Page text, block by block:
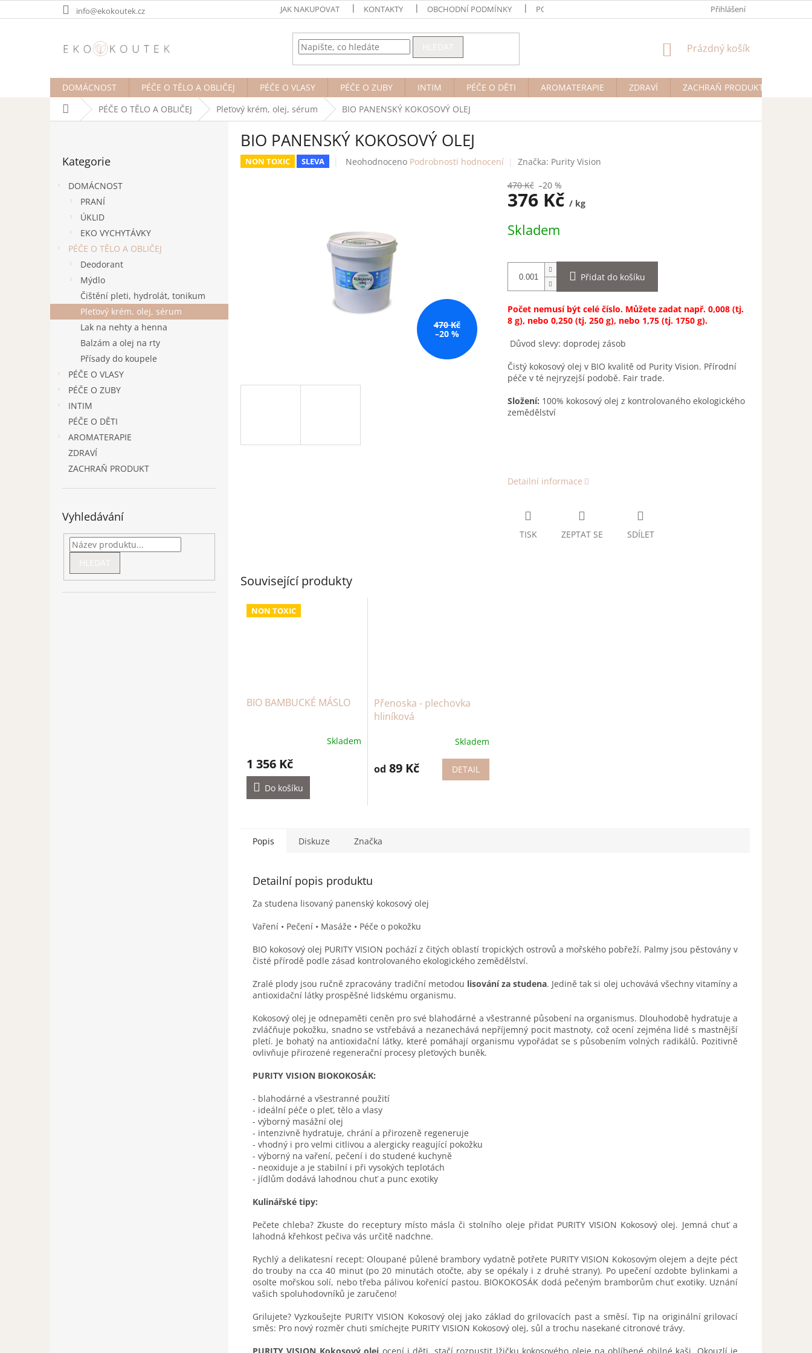
na
info@ekokoutek.cz JAK NAKUPOVAT KONTAKTY OBCHODNÍ PODMÍNKY PODMÍNKY OCHRANY OSOBNÍCH ÚDAJŮ Přihlášení
NÁKUPNÍ
Prázdný košík
DOMÁCNOST PÉČE O TĚLO A OBLIČEJ PÉČE O VLASY PÉČE O ZUBY INTIM PÉČE O DĚTI AROMATERAPIE ZDRAVÍ ZACHRAŇ PRODUKT
Domů PÉČE O TĚLO A OBLIČEJ Pleťový krém, olej, sérum BIO PANENSKÝ KOKOSOVÝ OLEJ
l
kategorie
Kategorie
DOMÁCNOST
PRANÍ
ÚKLID
EKO VYCHYTÁVKY
PÉČE O TĚLO A OBLIČEJ
Deodorant
Mýdlo
Čištění pleti, hydrolát, tonikum
Pleťový krém, olej, sérum
Lak na nehty a henna
Balzám a olej na rty
Přísady do koupele
PÉČE O VLASY
PÉČE O ZUBY
INTIM
PÉČE O DĚTI
AROMATERAPIE
ZDRAVÍ
ZACHRAŇ PRODUKT
Vyhledávání
BIO PANENSKÝ KOKOSOVÝ OLEJ
NON TOXIC SLEVA
Průměrné
5
hvězdiček.
Neohodnoceno Podrobnosti hodnocení Značka: Purity Vision
470 Kč
–20 %
470 Kč –20 %
376 Kč / kg
cena:
Skladem
Přidat do košíku
Počet nemusí být celé číslo. Můžete zadat např. 0,008 (tj.
8 g), nebo 0,250 (tj. 250 g), nebo 1,75 (tj. 1750 g).
Důvod slevy: doprodej zásob
Čistý kokosový olej v BIO kvalitě od Purity Vision. Přírodní
péče v té nejryzejší podobě. Fair trade.
Složení: 100% kokosový olej z kontrolovaného ekologického
zemědělství
Detailní informace
TISK ZEPTAT SE SDÍLET
Související produkty
NON TOXIC
BIO BAMBUCKÉ MÁSLO
Skladem
1 356 Kč
Do košíku
Přenoska - plechovka
hliníková
Skladem
od 89 Kč DETAIL
Popis Diskuze Značka
Detailní popis produktu
Za studena lisovaný panenský kokosový olej
Vaření • Pečení • Masáže • Péče o pokožku
BIO kokosový olej PURITY VISION pochází z čitých oblastí tropických ostrovů a mořského pobřeží. Palmy jsou pěstovány v
čisté přírodě podle zásad kontrolovaného ekologického zemědělství.
Zralé plody jsou ručně zpracovány tradiční metodou lisování za studena. Jedině tak si olej uchovává všechny vitamíny a
antioxidační látky prospěšné lidskému organismu.
Kokosový olej je odnepaměti ceněn pro své blahodárné a všestranné působení na organismus. Dlouhodobě hydratuje a
zvláčňuje pokožku, snadno se vstřebává a nezanechává nepříjemný pocit mastnoty, což ocení zejména lidé s mastnější
pletí. Je bohatý na antioxidační látky, které pomáhají organismu vypořádat se s působením volných radikálů. Pozitivně
ovlivňuje přirozené regenerační procesy pleťových buněk.
PURITY VISION BIOKOKOSÁK:
- blahodárné a všestranné použití
- ideální péče o pleť, tělo a vlasy
- výborný masážní olej
- intenzivně hydratuje, chrání a přirozeně regeneruje
- vhodný i pro velmi citlivou a alergicky reagující pokožku
- výborný na vaření, pečení i do studené kuchyně
- neoxiduje a je stabilní i při vysokých teplotách
- jídlům dodává lahodnou chuť a punc exotiky
Kulinářské tipy:
Pečete chleba? Zkuste do receptury místo másla či stolního oleje přidat PURITY VISION Kokosový olej. Jemná chuť a
lahodná křehkost pečiva vás určitě nadchne.
Rychlý a delikatesní recept: Oloupané půlené brambory vydatně potřete PURITY VISION Kokosovým olejem a dejte péct
do trouby na cca 40 minut (po 20 minutách otočte, aby se opékaly i z druhé strany). Po upečení ozdobte bylinkami a
osolte mořskou solí, nebo třeba pálivou kořenící pastou. BIOKOKOSÁK dodá pečeným bramborům chuť exotiky. Uznání
vašich spoluhodovníků je zaručeno!
Grilujete? Vyzkoušejte PURITY VISION Kokosový olej jako základ do grilovacích past a směsí. Tip na originální grilovací
směs: Pro nový rozměr chuti smíchejte PURITY VISION Kokosový olej, sůl a trochu nasekané citronové trávy.